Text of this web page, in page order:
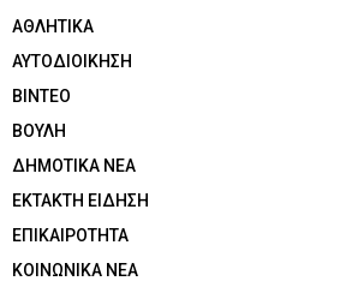
ΑΘΛΗΤΙΚΑ
ΑΥΤΟΔΙΟΙΚΗΣΗ
ΒΙΝΤΕΟ
ΒΟΥΛΗ
ΔΗΜΟΤΙΚΑ ΝΕΑ
ΕΚΤΑΚΤΗ ΕΙΔΗΣΗ
ΕΠΙΚΑΙΡΟΤΗΤΑ
ΚΟΙΝΩΝΙΚΑ ΝΕΑ